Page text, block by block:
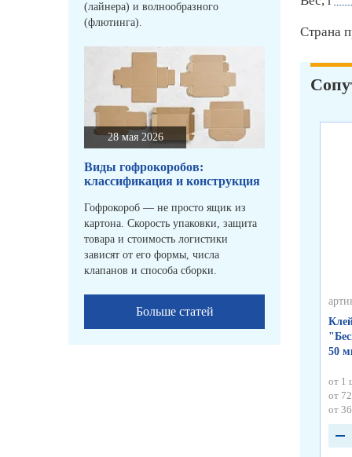
(лайнера) и волнообразного
(флютинга).
28 мая 2026
Виды гофрокоробов:
классификация и конструкция
Гофрокороб — не просто ящик из
картона. Скорость упаковки, защита
товара и стоимость логистики
зависят от его формы, числа
клапанов и способа сборки.
Больше статей
Страна
50
от 1
от
от